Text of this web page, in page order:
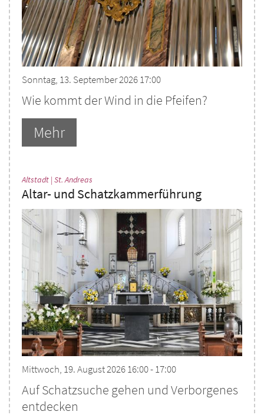
Sonntag, 13. September 2026 17:00
Wie kommt der Wind in die Pfeifen?
Mehr
Altstadt | St. Andreas
Altar- und Schatzkammerführung
Mittwoch, 19. August 2026 16:00 - 17:00
Auf Schatzsuche gehen und Verborgenes
entdecken